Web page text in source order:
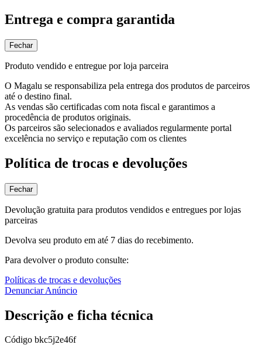
Entrega e compra garantida
Fechar
Produto vendido e entregue por loja parceira
O Magalu se responsabiliza pela entrega dos produtos de parceiros
até o destino final.
As vendas são certificadas com nota fiscal e garantimos a
procedência de produtos originais.
Os parceiros são selecionados e avaliados regularmente portal
excelência no serviço e reputação com os clientes
Política de trocas e devoluções
Fechar
Devolução gratuita para produtos vendidos e entregues por lojas
parceiras
Devolva seu produto em até 7 dias do recebimento.
Para devolver o produto consulte:
Políticas de trocas e devoluções
Denunciar Anúncio
Descrição e ficha técnica
Código bkc5j2e46f